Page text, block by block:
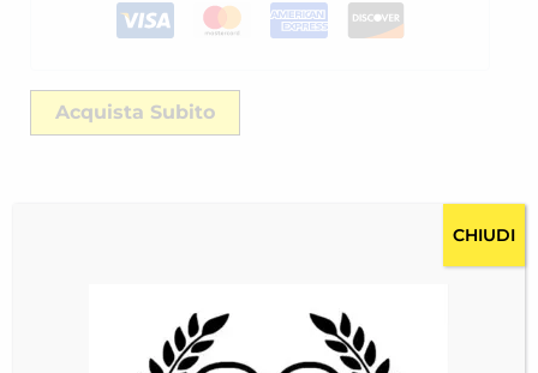
Acquista Subito
CHIUDI